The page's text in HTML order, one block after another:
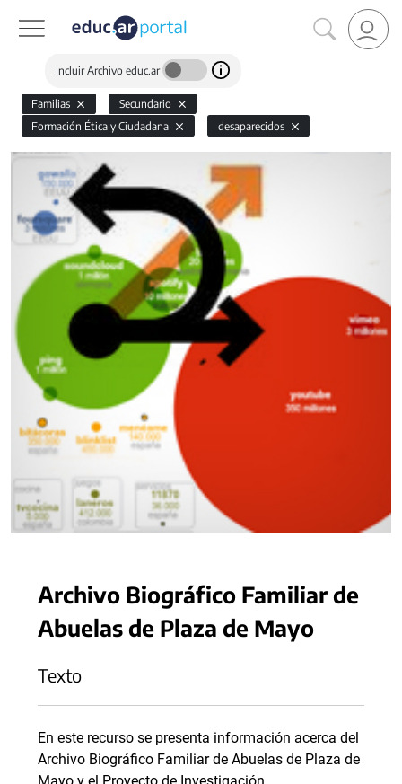
Incluir Archivo educ.ar
Familias
Secundario
Formación Ética y Ciudadana
desaparecidos
Archivo Biográfico Familiar de
Abuelas de Plaza de Mayo
Texto
En este recurso se presenta información acerca del
Archivo Biográfico Familiar de Abuelas de Plaza de